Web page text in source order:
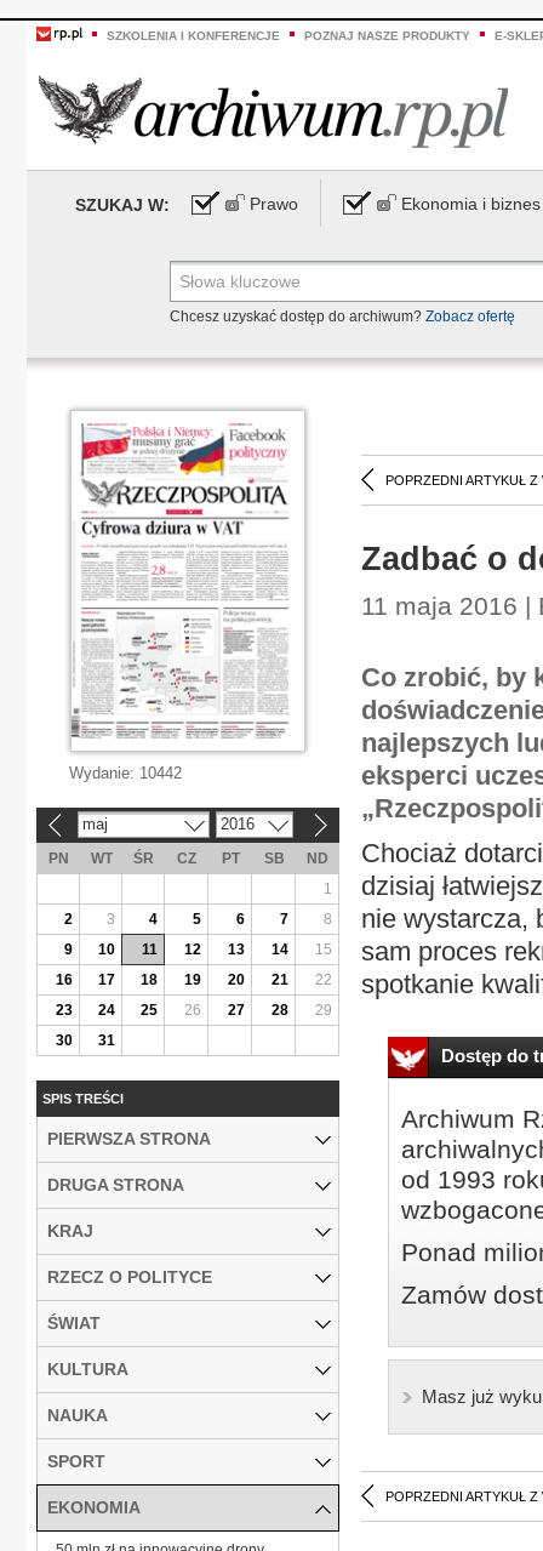
SZKOLENIA I KONFERENCJE POZNAJ NASZE PRODUKTY E-
SZUKAJ W: Prawo Ekonomia i biznes
Chcesz uzyskać dostęp do archiwum? Zobacz ofertę
POPRZEDNI ARTYKUŁ Z
Zadbać o
11 maja 2016 |
Co zrobić, by
najlepszych
eksperci
Chociaż
dzisiaj
nie wystarcza,
sam proces
spotkanie
Dostęp do
Archiwum
od 1993
Ponad
Zamów
Masz już
POPRZEDNI ARTYKUŁ Z
Wydanie: 10442
maj 2016
PN WT ŚR CZ PT SB
ND
1
2
3 4 5 6 7
8
9
10 11 12 13 14
15
16
17 18 19 20 21
22
23
24 25 26 27 28
29
30
31
SPIS TREŚCI
PIERWSZA STRONA
DRUGA STRONA
KRAJ
RZECZ O POLITYCE
ŚWIAT
KULTURA
NAUKA
SPORT
EKONOMIA